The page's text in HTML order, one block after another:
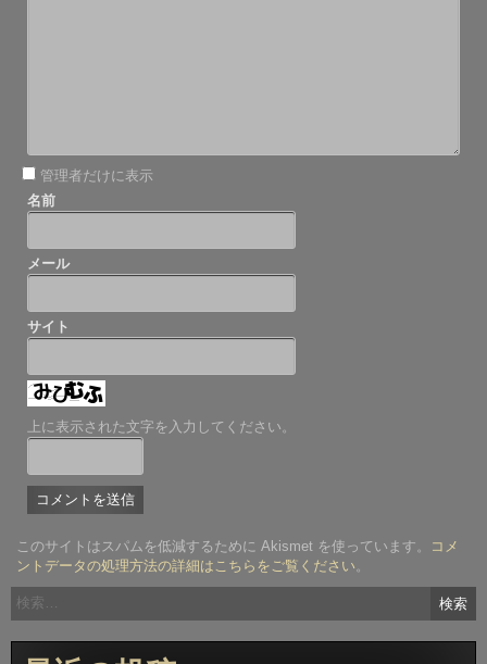
管理者だけに表示
名前
メール
サイト
上に表示された文字を入力してください。
このサイトはスパムを低減するために Akismet を使っています。
コメ
ントデータの処理方法の詳細はこちらをご覧ください
検
索: